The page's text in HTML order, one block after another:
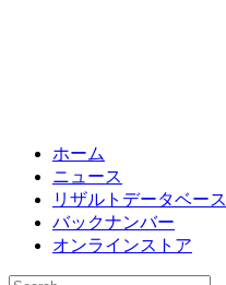
ホーム
ニュース
リザルトデータベース
バックナンバー
オンラインストア